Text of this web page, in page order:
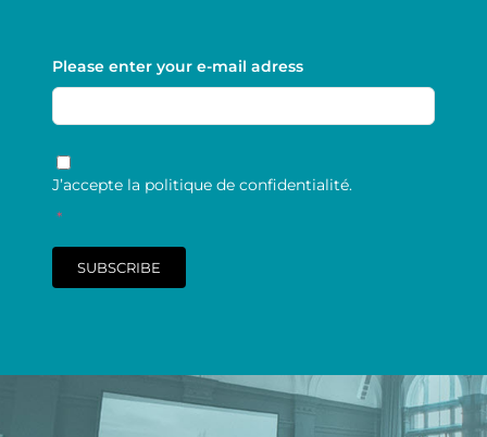
Please enter your e-mail adress
RGPD
J’accepte la politique de confidentialité.
*
SUBSCRIBE